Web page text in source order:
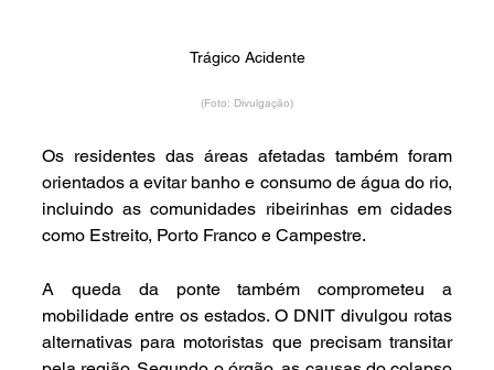
Trágico Acidente
(Foto: Divulgação)
Os residentes das áreas afetadas também foram
orientados a evitar banho e consumo de água do rio,
incluindo as comunidades ribeirinhas em cidades
como Estreito, Porto Franco e Campestre.
A queda da ponte também comprometeu a
mobilidade entre os estados. O DNIT divulgou rotas
alternativas para motoristas que precisam transitar